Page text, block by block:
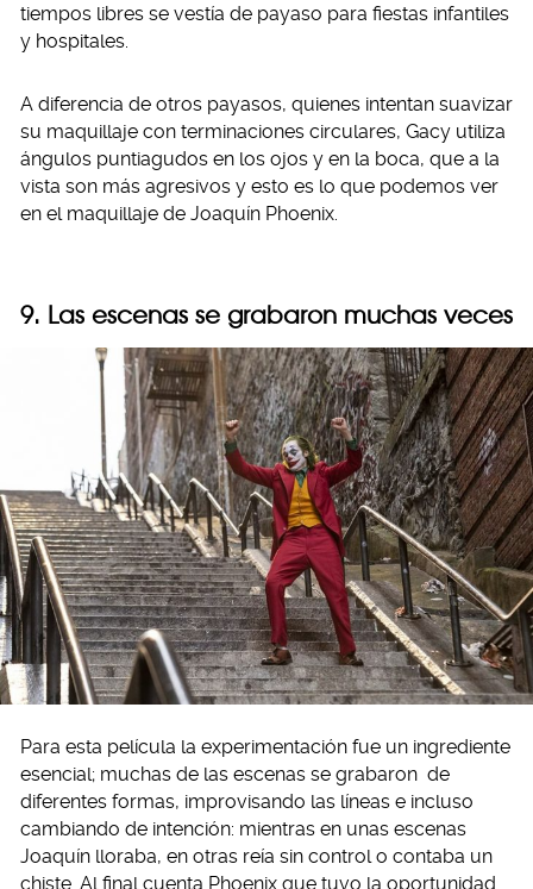
tiempos libres se vestía de payaso para fiestas infantiles
y hospitales.
A diferencia de otros payasos, quienes intentan suavizar
su maquillaje con terminaciones circulares, Gacy utiliza
ángulos puntiagudos en los ojos y en la boca, que a la
vista son más agresivos y esto es lo que podemos ver
en el maquillaje de Joaquín Phoenix.
9. Las escenas se grabaron muchas veces
Para esta película la experimentación fue un ingrediente
esencial; muchas de las escenas se grabaron de
diferentes formas, improvisando las líneas e incluso
cambiando de intención: mientras en unas escenas
Joaquín lloraba, en otras reía sin control o contaba un
chiste. Al final cuenta Phoenix que tuvo la oportunidad